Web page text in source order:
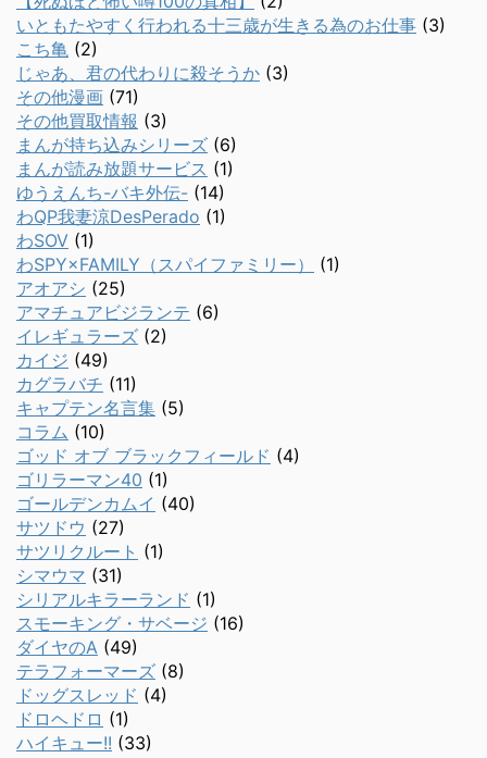
いともたやすく行われる十三歳が生きる為のお仕事 (3)
こち亀 (2)
じゃあ、君の代わりに殺そうか (3)
その他漫画 (71)
その他買取情報 (3)
まんが持ち込みシリーズ (6)
まんが読み放題サービス (1)
ゆうえんち-バキ外伝- (14)
わQP我妻涼DesPerado (1)
わSOV (1)
わSPY×FAMILY（スパイファミリー）
(1)
アオアシ (25)
アマチュアビジランテ (6)
イレギュラーズ (2)
カイジ (49)
カグラバチ (11)
キャプテン名言集 (5)
コラム (10)
ゴッド オブ ブラックフィールド (4)
ゴリラーマン40 (1)
ゴールデンカムイ (40)
サツドウ (27)
サツリクルート (1)
シマウマ (31)
シリアルキラーランド (1)
スモーキング・サベージ (16)
ダイヤのA (49)
テラフォーマーズ (8)
ドッグスレッド (4)
ドロヘドロ (1)
ハイキュー!! (33)